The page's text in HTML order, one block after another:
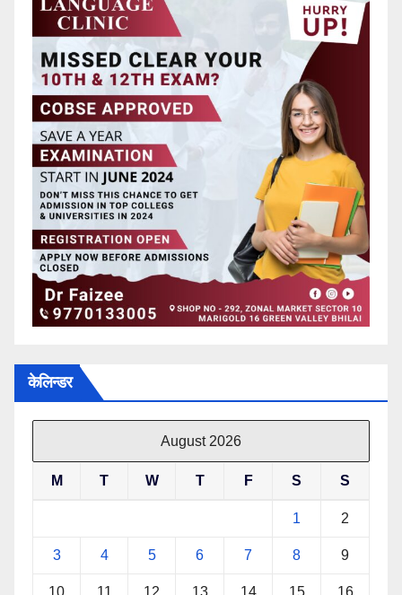
केलिन्डर
August 2026
M T W T F S S
1 2
3 4 5 6 7 8 9